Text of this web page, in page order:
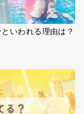
いわれる理由は？